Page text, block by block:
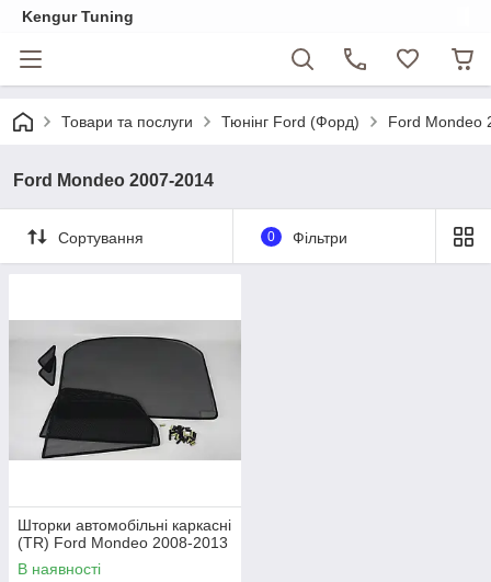
Kengur Tuning
Товари та послуги Тюнінг Ford (Форд) Ford Mondeo
Ford Mondeo 2007-2014
Сортування 0 Фільтри
Шторки автомобільні каркасні
(TR) Ford Mondeo 2008-2013
В наявності